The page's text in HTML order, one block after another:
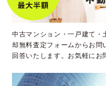
中古マンション・一戸建て・
却無料査定フォームからお問
回答いたします。お気軽にお